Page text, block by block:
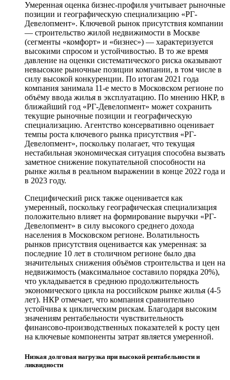
Умеренная оценка бизнес-профиля учитывает рыночные
позиции и географическую специализацию «РГ-
Девелопмент». Ключевой рынок присутствия компании
— строительство жилой недвижимости в Москве
(сегменты «комфорт» и «бизнес») — характеризуется
высокими спросом и устойчивостью. В то же время
давление на оценки систематического риска оказывают
невысокие рыночные позиции компании, в том числе в
силу высокой конкуренции. По итогам 2021 года
компания занимала 11-е место в Московском регионе по
объёму ввода жилья в эксплуатацию. По мнению НКР, в
ближайший год «РГ-Девелопмент» может сохранить
текущие рыночные позиции и географическую
специализацию. Агентство консервативно оценивает
темпы роста ключевого рынка присутствия «РГ-
Девелопмент», поскольку полагает, что текущая
нестабильная экономическая ситуация способна вызвать
заметное снижение покупательной способности на
рынке жилья в реальном выражении в конце 2022 года и
в 2023 году.
Специфический риск также оценивается как
умеренный, поскольку географическая специализация
положительно влияет на формирование выручки «РГ-
Девелопмент» в силу высокого среднего дохода
населения в Московском регионе. Волатильность
рынков присутствия оценивается как умеренная: за
последние 10 лет в столичном регионе было два
значительных снижения объёмов строительства и цен на
недвижимость (максимальное составило порядка 20%),
что укладывается в среднюю продолжительность
экономического цикла на российском рынке жилья (4-5
лет). НКР отмечает, что компания сравнительно
устойчива к циклическим рискам. Благодаря высоким
значениям рентабельности чувствительность
финансово-производственных показателей к росту цен
на ключевые компоненты затрат является умеренной.
Низкая долговая нагрузка при высокой рентабельности и
ликвидности